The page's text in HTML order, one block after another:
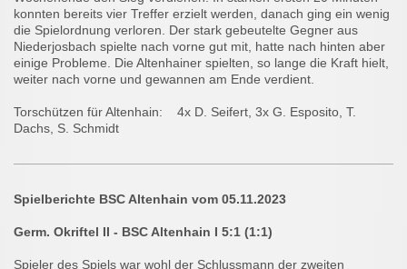
konnten bereits vier Treffer erzielt werden, danach ging ein wenig
die Spielordnung verloren. Der stark gebeutelte Gegner aus
Niederjosbach spielte nach vorne gut mit, hatte nach hinten aber
einige Probleme. Die Altenhainer spielten, so lange die Kraft hielt,
weiter nach vorne und gewannen am Ende verdient.
Torschützen für Altenhain: 4x D. Seifert, 3x G. Esposito, T.
Dachs, S. Schmidt
Spielberichte BSC Altenhain vom 05.11.2023
Germ. Okriftel II - BSC Altenhain I 5:1 (1:1)
Spieler des Spiels war wohl der Schlussmann der zweiten